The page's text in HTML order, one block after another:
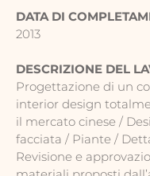
DATA DI
2013
DESCRIZIONE DEL
Progettazione di un
interior design
il mercato cinese /
facciata / Piante /
Revisione e